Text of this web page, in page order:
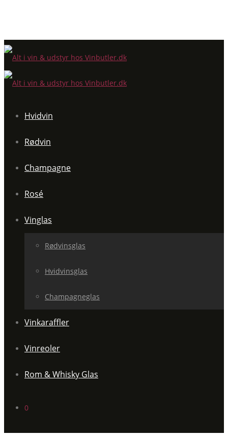
Hvidvin
Rødvin
Champagne
Rosé
Vinglas
Rødvinsglas
Hvidvinsglas
Champagneglas
Vinkaraffler
Vinreoler
Rom & Whisky Glas
0